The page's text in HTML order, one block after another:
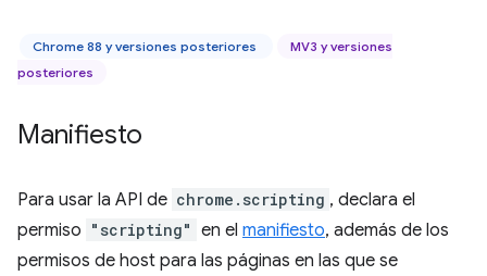
Chrome 88 y versiones posteriores
MV3 y versiones
posteriores
Manifiesto
Para usar la API de chrome.scripting , declara el
permiso "scripting" en el manifiesto, además de los
permisos de host para las páginas en las que se